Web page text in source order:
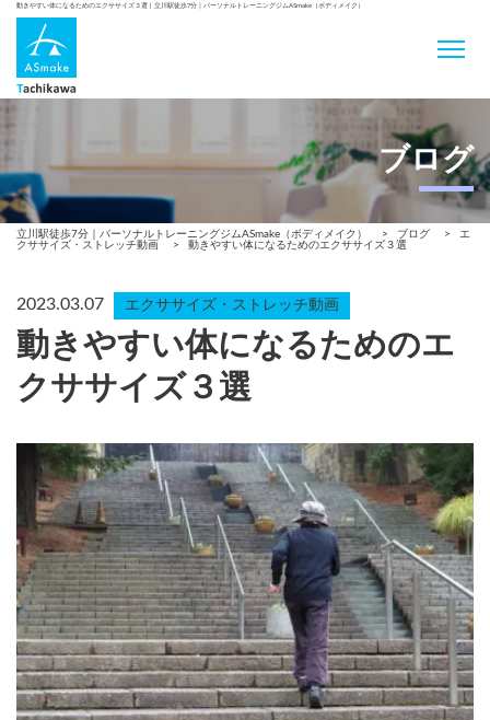
動きやすい体になるためのエクササイズ３選 | 立川駅徒歩7分｜パーソナルトレーニングジムASmake（ボディメイク）
ブログ
立川駅徒歩7分｜パーソナルトレーニングジムASmake（ボディメイク） > ブログ >
エ
クササイズ・ストレッチ動画
> 動きやすい体になるためのエクササイズ３選
2023.03.07 エクササイズ・ストレッチ動画
動きやすい体になるためのエ
クササイズ３選